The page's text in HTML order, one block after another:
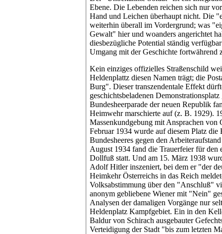
Ebene. Die Lebenden reichen sich nur
Hand und Leichen überhaupt nicht. Die
weiterhin überall im Vordergrund; was
Gewalt" hier und woanders angerichtet
diesbezügliche Potential ständig
Umgang mit der Geschichte fortwährend
Kein einziges offizielles Straßenschild
Heldenplattz diesen Namen trägt; die
Burg". Dieser transzendentale Effekt
geschichtsbeladenen
Bundesheerparade der neuen Republik
Heimwehr marschierte auf (z. B. 1929).
Massenkundgebung mit Ansprachen von
Februar 1934 wurde auf diesem Platz die
Bundesheeres gegen den
August 1934 fand die Trauerfeier für den
Dollfuß statt. Und am 15. März 1938
Adolf Hitler inszeniert, bei dem er "der
Heimkehr Österreichs in das Reich
Volksabstimmung über den "Anschluß"
anonym gebliebene Wiener mit "Nein"
Analysen der damaligen Vorgänge nur
Heldenplatz Kampfgebiet. Ein in den
Baldur von Schirach ausgebauter
Verteidigung der Stadt "bis zum letzten